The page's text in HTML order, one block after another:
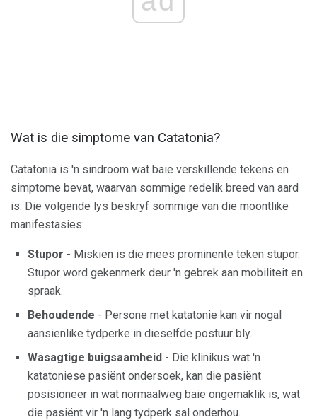
Wat is die simptome van Catatonia?
Catatonia is 'n sindroom wat baie verskillende tekens en
simptome bevat, waarvan sommige redelik breed van aard
is. Die volgende lys beskryf sommige van die moontlike
manifestasies:
Stupor - Miskien is die mees prominente teken stupor.
Stupor word gekenmerk deur 'n gebrek aan mobiliteit en
spraak.
Behoudende - Persone met katatonie kan vir nogal
aansienlike tydperke in dieselfde postuur bly.
Wasagtige buigsaamheid - Die klinikus wat 'n
katatoniese pasiënt ondersoek, kan die pasiënt
posisioneer in wat normaalweg baie ongemaklik is, wat
die pasiënt vir 'n lang tydperk sal onderhou.